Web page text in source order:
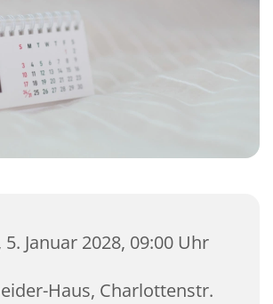
Januar 2028, 09:00 Uhr
Haus, Charlottenstr.